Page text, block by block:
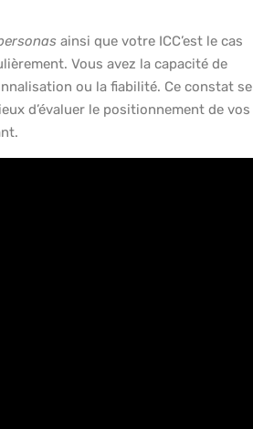
ainsi que votre ICC’est le cas
Vous avez la capacité de
ou la fiabilité. Ce constat se
d’évaluer le positionnement de vos